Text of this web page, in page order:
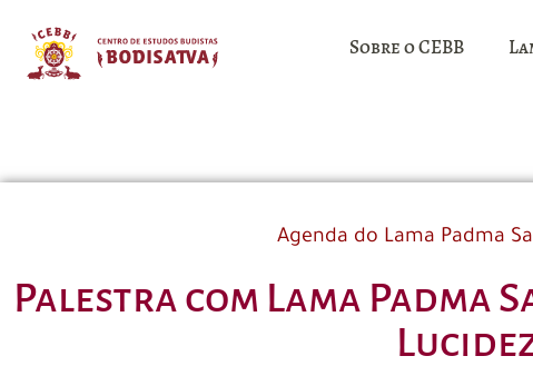
Sobre o CEBB
Agenda do Lama Padma
Palestra com Lama Padma